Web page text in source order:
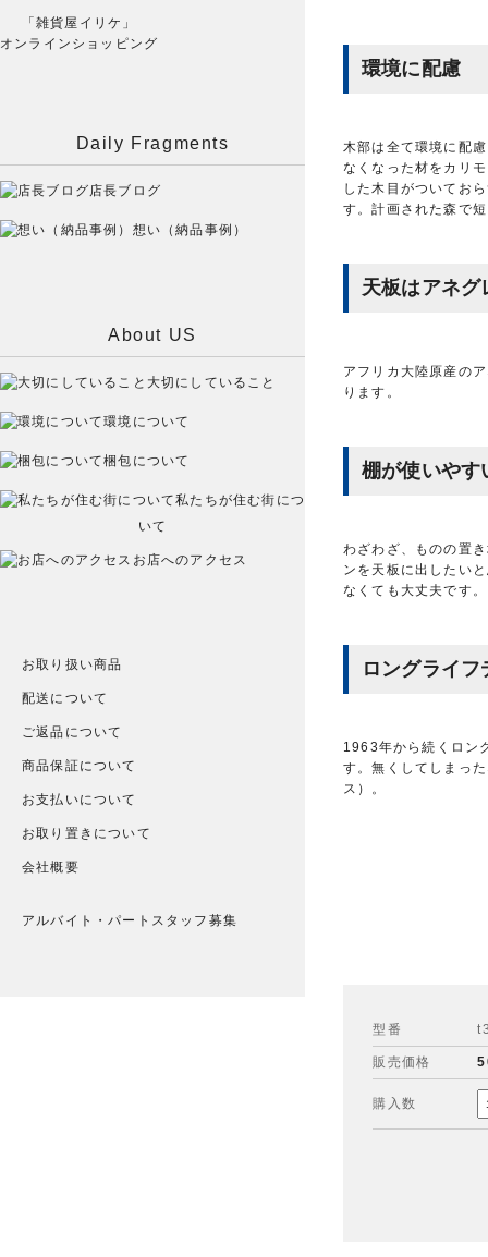
環境に配慮
木部は全て環境に配
なくなった材をカリ
した木目がついてお
す。計画された森で
天板はアネグ
アフリカ大陸原産の
ります。
棚が使いやす
わざわざ、ものの置
ンを天板に出したい
なくても大丈夫です。
ロングライ
1963年から続くロン
す。無くしてしまっ
ス）。
型番
販売価格
購入数
「雑貨屋イリケ」
オンラインショッピング
Daily Fragments
店長ブログ
想い（納品事例）
About US
大切にしていること
環境について
梱包について
私たちが住む街につ
いて
お店へのアクセス
お取り扱い商品
配送について
ご返品について
商品保証について
お支払いについて
お取り置きについて
会社概要
アルバイト・パートスタッフ募集